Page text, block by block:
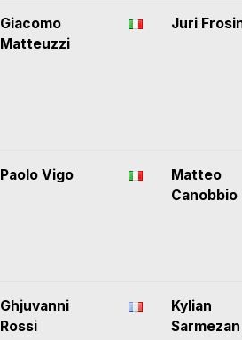
Giacomo
Matteuzzi
Juri
Paolo Vigo
Matteo
Canobbio
Ghjuvanni
Rossi
Kylian
Sarmezan